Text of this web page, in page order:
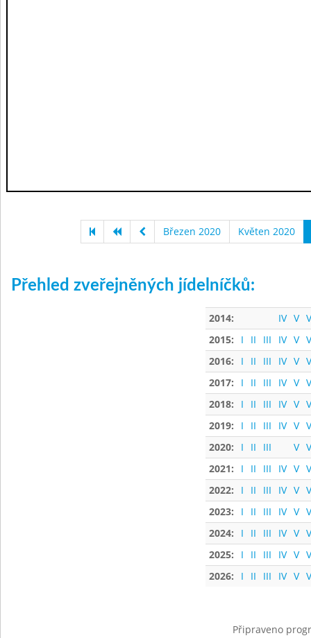
Březen 2020 Květen 2020
Přehled zveřejněných jídelníčků:
2014: IV V
2015:
I II III IV V
2016:
I II III IV V
2017:
I II III IV V
2018:
I II III IV V
2019:
I II III IV V
2020:
I II III V
2021:
I II III IV V
2022:
I II III IV V
2023:
I II III IV V
2024:
I II III IV V
2025:
I II III IV V
2026:
I II III IV V
Připraveno